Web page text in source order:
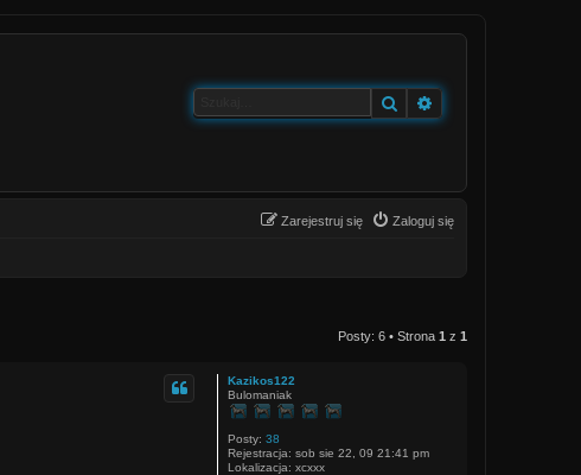
Szukaj
Zaloguj się
Zarejestruj się
Posty: 6 • Strona 1 z 1
Kazikos122
Bulomaniak
Posty: 38
Rejestracja: sob sie 22, 09 21:41 pm
Lokalizacja: xcxxx